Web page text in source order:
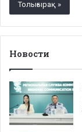
Толығырақ »
Новости